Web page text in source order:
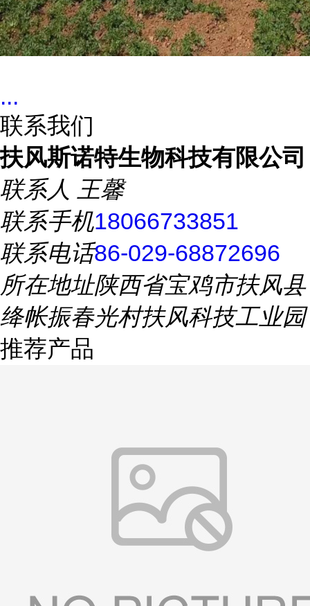
...
联系我们
扶风斯诺特生物科技有限公司
联系人 王馨
联系手机18066733851
联系电话86-029-68872696
所在地址陕西省宝鸡市扶风县
绛帐振春光村扶风科技工业园
推荐产品